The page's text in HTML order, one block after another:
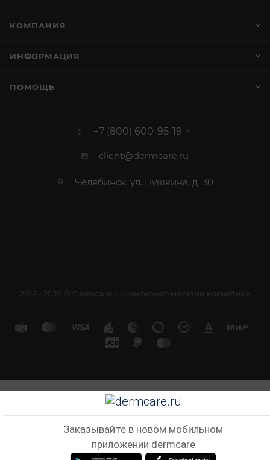
КОМПАНИЯ
ИНФОРМАЦИЯ
ПОМОЩЬ
+7 (800) 600-95-19
client@dermcare.ru
Челябинск, ул. Пушкина, д. 30
2012 - 2026 © Dermcare.ru - интернет-магазин косметики
Заказывайте в новом мобильном
приложении dermcare